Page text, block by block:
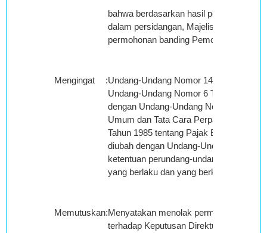
bahwa berdasarkan hasil pemeriksaan
dalam persidangan, Majelis
permohonan banding Pemohon Banding;
Mengingat :Undang-Undang Nomor 14 Tahun 2002
Undang-Undang Nomor 6 Tahun 1983
dengan Undang-Undang Nomor 28
Umum dan Tata Cara Perpajakan,
Tahun 1985 tentang Pajak Bumi dan
diubah dengan Undang-Undang Nomor
ketentuan perundang-undangan lainnya
yang berlaku dan yang berkaitan
Memutuskan:Menyatakan menolak permohonan
terhadap Keputusan Direktur Jenderal